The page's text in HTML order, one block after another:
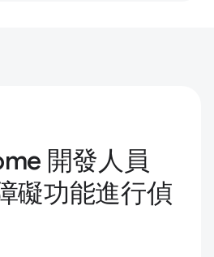
開發人員
礙功能進行偵